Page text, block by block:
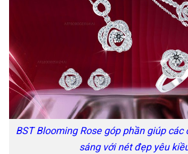
BST Blooming Rose góp phần giúp
sáng với nét đẹp yêu